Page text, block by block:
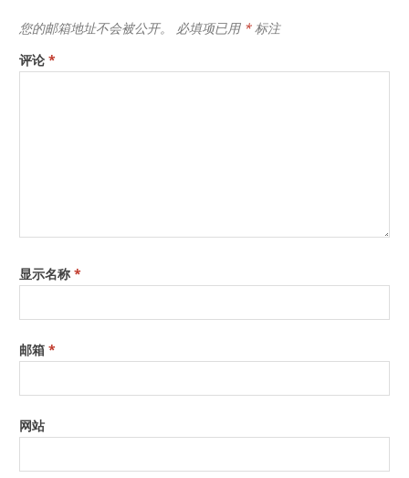
您的邮箱地址不会被公开。 必填项已用 *标注
评论*
显示名称*
邮箱*
网站